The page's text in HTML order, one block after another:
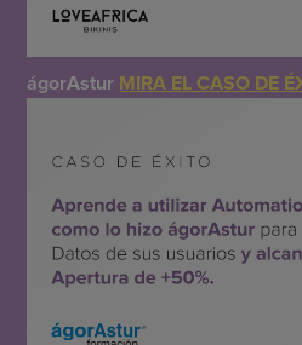
ágorAstur MIRA EL CASO DE